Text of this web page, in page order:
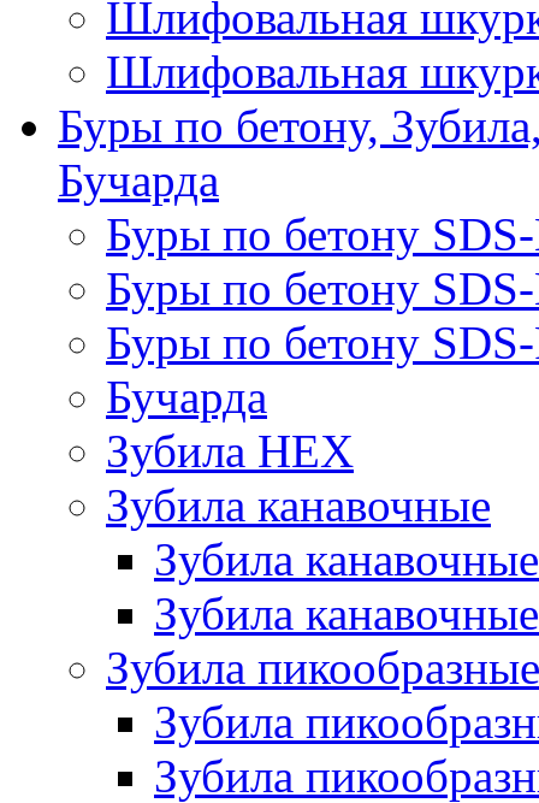
Шлифовальная
Шлифовальная
Буры по бетону,
Бучарда
Буры по бетону
Буры по бетону
Буры по бетону
Бучарда
Зубила HEX
Зубила канавочные
Зубила
Зубила
Зубила пикообразные
Зубила
Зубила